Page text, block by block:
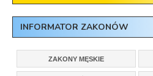
INFORMATOR ZAKONÓW
ZAKONY MĘSKIE